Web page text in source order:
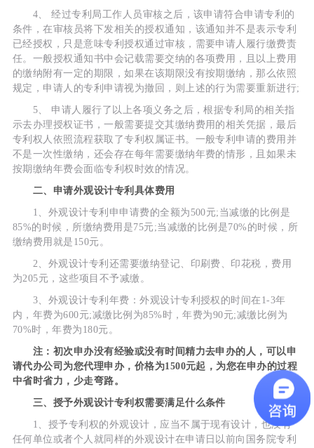
4、 经过专利局工作人员审核之后，该申请符合申请专利的
条件，在审核员将下发相关的授权通知，该通知并不是表示专利
已经授权，只是意味专利授权通过审核，需要申请人履行缴费责
任。一般授权通知书中会记载需要交纳的各项费用，且以上费用
的缴纳附有一定的期限，如果在该期限没有按期缴纳，那么依照
规定，申请人的专利申请视为撤回，则上述的行为需要重新进行;
5、 申请人履行了以上各项义务之后，根据专利局的相关指
示去办理授权证书，一般需要提交其缴纳费用的相关凭据，最后
专利权人依照流程获取了专利权属证书。一般专利申请的费用并
不是一次性缴纳，还会存在每年需要缴纳年费的情形，且如果未
按期缴纳年费会面临专利权时效的情况。
二、申请外观设计专利具体费用
1、外观设计专利申申请费的全额为500元;当减缴的比例是
85%的时候，所缴纳费用是75元;当减缴的比例是70%的时候，所
缴纳费用就是150元。
2、外观设计专利还需要缴纳登记、印刷费、印花税，费用
为205元，这些项目不予减缴。
3、外观设计专利年费：外观设计专利授权的时间在1-3年
内，年费为600元;减缴比例为85%时，年费为90元;减缴比例为
70%时，年费为180元。
注：初次申办没有经验或没有时间精力去申办的人，可以申
请代办公司为您代理申办，价格为1500元起，为您在申办的过程
中省时省力，少走弯路。
三、授予外观设计专利权需要满足什么条件
1、授予专利权的外观设计，应当不属于现有设计，也没有
任何单位或者个人就同样的外观设计在申请日以前向国务院专利